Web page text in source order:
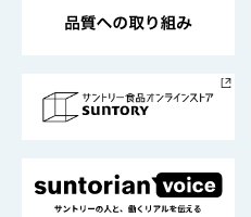
採用情報